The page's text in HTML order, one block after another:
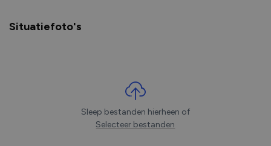
Situatiefoto's
Sleep bestanden hierheen of
Selecteer bestanden